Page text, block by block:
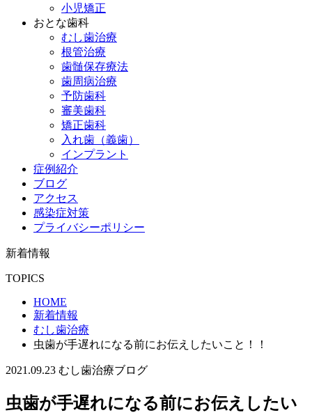
小児矯正
おとな歯科
むし歯治療
根管治療
歯髄保存療法
歯周病治療
予防歯科
審美歯科
矯正歯科
入れ歯（義歯）
インプラント
症例紹介
ブログ
アクセス
感染症対策
プライバシーポリシー
新着情報
TOPICS
HOME
新着情報
むし歯治療
虫歯が手遅れになる前にお伝えしたいこと！！
2021.09.23 むし歯治療ブログ
虫歯が手遅れになる前にお伝えしたい